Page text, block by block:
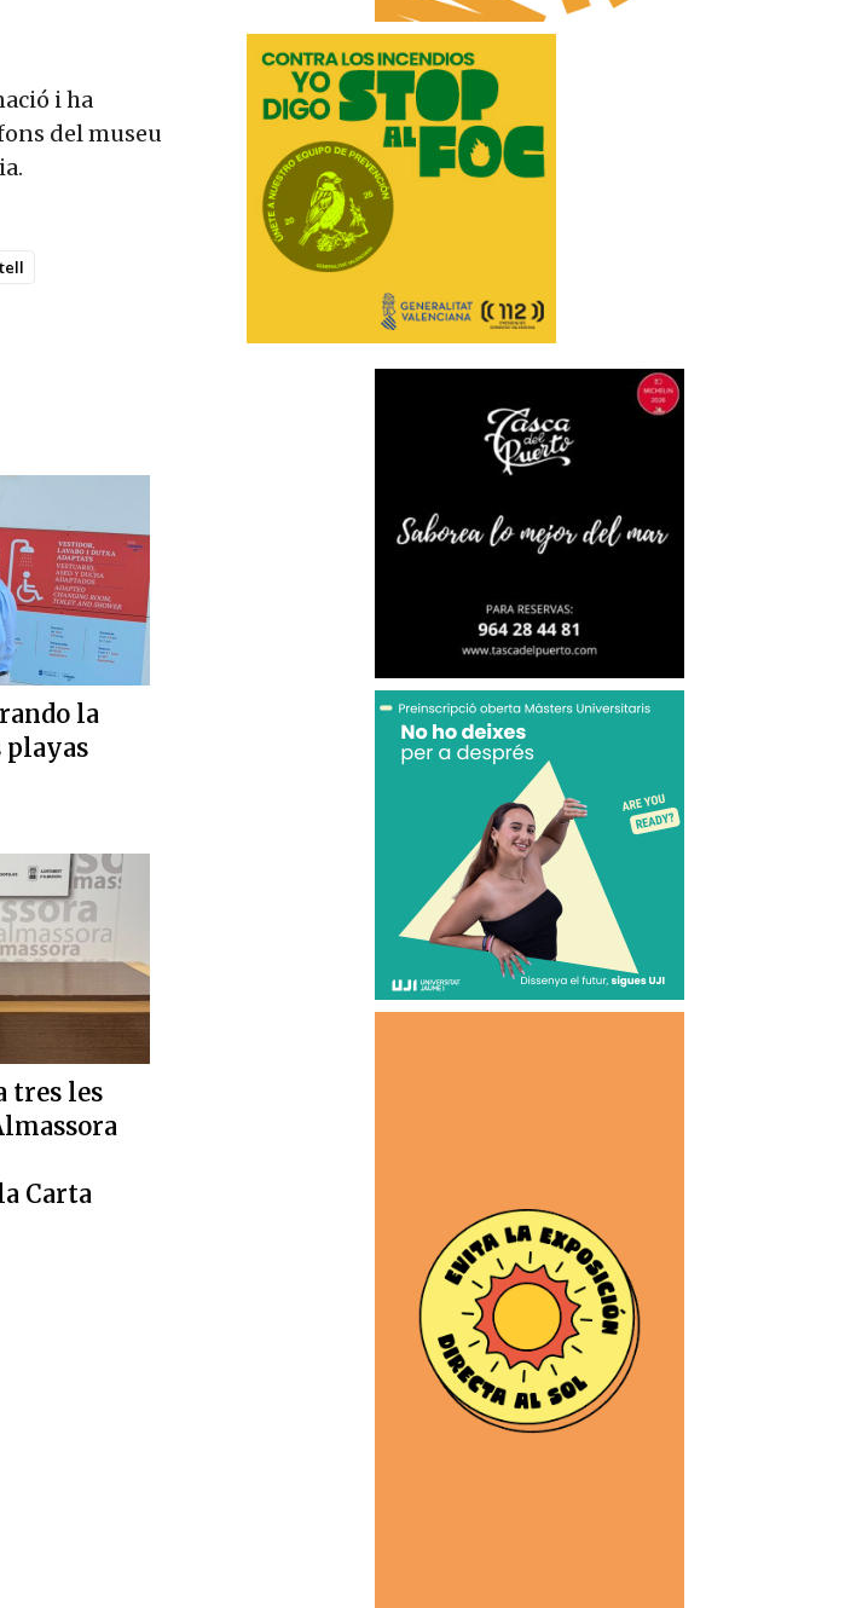
i ha
del museu
la
playas
tres les
Carta